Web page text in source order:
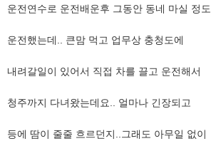
운전연수로 운전배운후 그동안 동네 마실 정도
운전했는데.. 큰맘 먹고 업무상 충청도에
내려갈일이 있어서 직접 차를 끌고 운전해서
청주까지 다녀왔는데요.. 얼마나 긴장되고
등에 땀이 줄줄 흐르던지..그래도 아무일 없이